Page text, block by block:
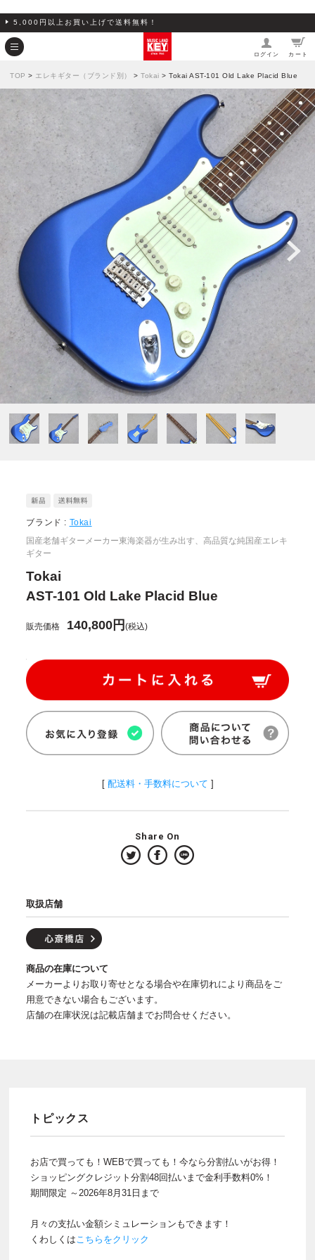
5,000円以上お買い上げで送料無料！
ログイン カート
TOP > エレキギター（ブランド別） > Tokai > Tokai AST-101 Old Lake Placid Blue
ブランド : Tokai
国産老舗ギターメーカー東海楽器が生み出す、高品質な純国産エレキ
ギター
Tokai
AST-101 Old Lake Placid Blue
販売価格 140,800円(税込)
[ 配送料・手数料について ]
Share On
取扱店舗
商品の在庫について
メーカーよりお取り寄せとなる場合や在庫切れにより商品をご
用意できない場合もございます。
店舗の在庫状況は記載店舗までお問合せください。
トピックス
お店で買っても！WEBで買っても！今なら分割払いがお得！
ショッピングクレジット分割48回払いまで金利手数料0%！
期間限定 ～2026年8月31日まで
月々の支払い金額シミュレーションもできます！
くわしくはこちらをクリック